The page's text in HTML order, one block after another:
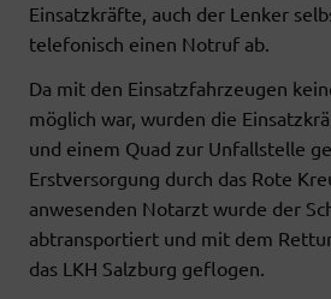
Einsatzkräfte, auch der Lenker
telefonisch einen Notruf ab.
Da mit den Einsatzfahrzeugen
möglich war, wurden die
und einem Quad zur Unfallstelle
Erstversorgung durch das Rote
anwesenden Notarzt wurde der
abtransportiert und mit dem
das LKH Salzburg geflogen.